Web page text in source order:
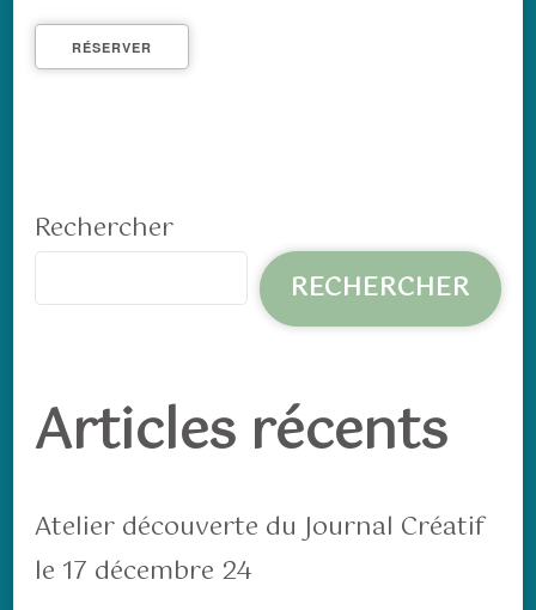
Rechercher
RECHERCHER
Articles récents
Atelier découverte du Journal Créatif
le 17 décembre 24